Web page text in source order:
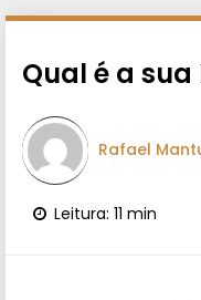
Qual é a
Rafael
Leitura: 11 min